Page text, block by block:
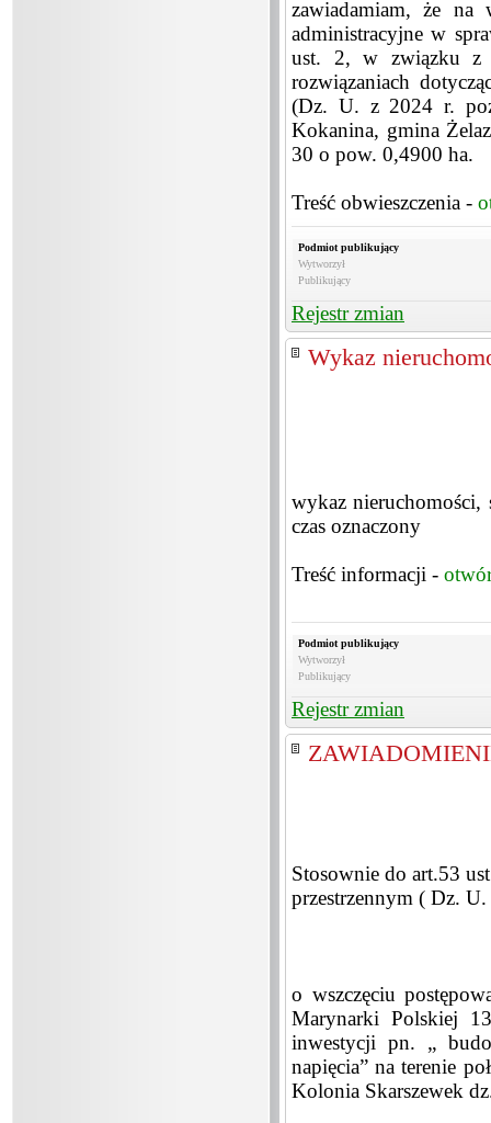
zawiadamiam, że na
administracyjne w
ust. 2, w związku z
rozwiązaniach
(Dz. U. z 2024 r. poz
Kokanina, gmina
30 o pow. 0,4900 ha.
Treść obwieszczenia -
Podmiot publikujący
Wytworzył
Publikujący
Rejestr zmian
Wykaz
wykaz nieruchomości,
czas oznaczony
Treść informacji -
Podmiot publikujący
Wytworzył
Publikujący
Rejestr zmian
Stosownie do art.53
przestrzennym ( Dz.
o wszczęciu
Marynarki Polskiej
inwestycji pn. „
napięcia” na terenie
Kolonia Skarszewek